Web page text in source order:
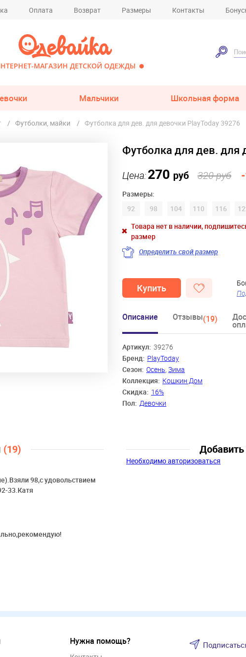
Оплата Возврат Размеры Контакты
МАГАЗИН ДЕТСКОЙ ОДЕЖДЫ
Мальчики Школьная форма
Футболки, майки Футболка для дев. для девочки PlayToday 39276
Футболка для дев. для
Цена:270 руб 320 руб
Размеры:
92
98 104 110 116
Товара нет в наличии,
размер
Определить свой размер
Купить
Описание Отзывы(19)
Артикул: 39276
Бренд: PlayToday
Сезон: Осень, Зима
Коллекция: Кошкин Дом
Скидка: 16%
Пол: Девочки
(19)
98,с удовольствием
33.Катя
Необходимо авторизоваться
Нужна помощь?